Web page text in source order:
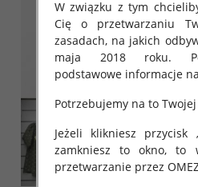
W związku z tym
Cię o przetwarzaniu
zasadach, na jakich
maja 2018 roku.
podstawowe informacje
Potrzebujemy na to
Jeżeli klikniesz przycisk
zamkniesz to okno, to
przetwarzanie przez